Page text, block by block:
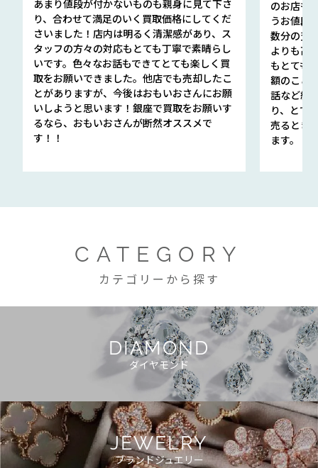
あまり値段が付かないものも親身に見て下さ
り、合わせて満足のいく買取価格にしてくだ
さいました！店内は明るく清潔感があり、ス
タッフの方々の対応もとても丁寧で素晴らし
いです。色々なお話もできてとても楽しく買
取をお願いできました。他店でも売却したこ
とがありますが、今後はおもいおさんにお願
いしようと思います！銀座で買取をお願いす
るなら、おもいおさんが断然オススメで
す！！
のお店も
うお値段
数分の査
よりも高
もとても
額のこと
話など細
り、とて
売るとき
ます。
CATEGORY
カテゴリーから探す
DIAMOND
ダイヤモンド
JEWELRY
ブランドジュエリー